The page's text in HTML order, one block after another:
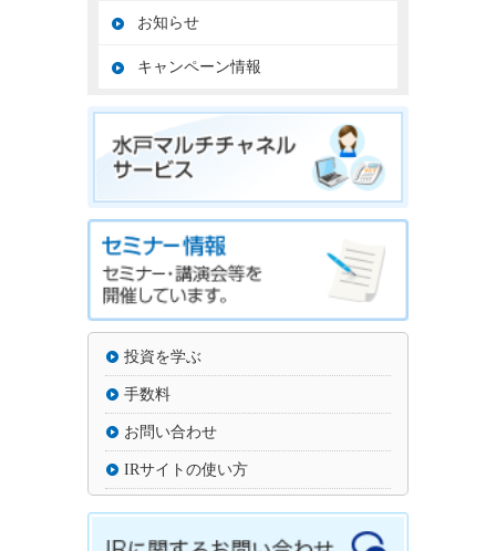
お知らせ
キャンペーン情報
投資を学ぶ
手数料
お問い合わせ
IRサイトの使い方